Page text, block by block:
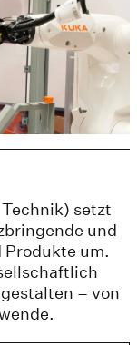
setzt
und
um.
– von